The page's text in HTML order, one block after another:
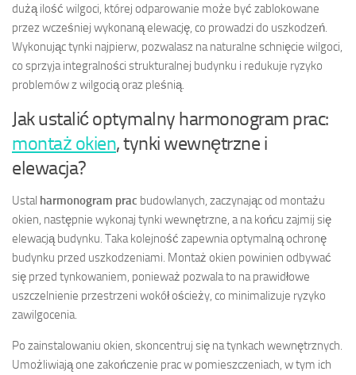
dużą ilość wilgoci, której odparowanie może być zablokowane
przez wcześniej wykonaną elewację, co prowadzi do uszkodzeń.
Wykonując tynki najpierw, pozwalasz na naturalne schnięcie wilgoci,
co sprzyja integralności strukturalnej budynku i redukuje ryzyko
problemów z wilgocią oraz pleśnią.
Jak ustalić optymalny harmonogram prac:
montaż okien, tynki wewnętrzne i
elewacja?
Ustal harmonogram prac budowlanych, zaczynając od montażu
okien, następnie wykonaj tynki wewnętrzne, a na końcu zajmij się
elewacją budynku. Taka kolejność zapewnia optymalną ochronę
budynku przed uszkodzeniami. Montaż okien powinien odbywać
się przed tynkowaniem, ponieważ pozwala to na prawidłowe
uszczelnienie przestrzeni wokół ościeży, co minimalizuje ryzyko
zawilgocenia.
Po zainstalowaniu okien, skoncentruj się na tynkach wewnętrznych.
Umożliwiają one zakończenie prac w pomieszczeniach, w tym ich